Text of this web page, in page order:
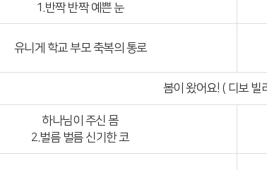
1.반짝 반짝 예쁜 눈
유니게 학교 부모 축복의 통로
봄이 왔어요! ( 디보 빌
하나님이 주신 몸
2.벌름 벌름 신기한 코